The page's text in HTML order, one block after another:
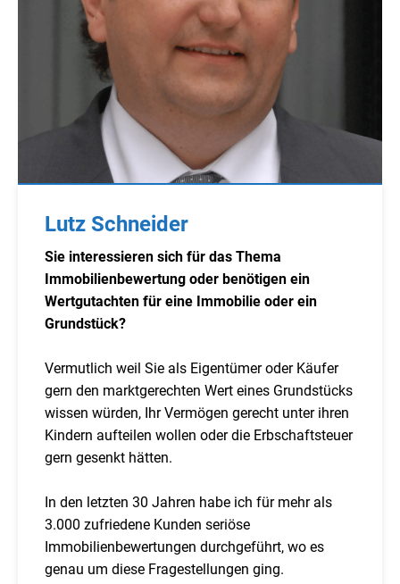
Lutz Schneider
Sie interessieren sich für das Thema
Immobilienbewertung oder benötigen ein
Wertgutachten für eine Immobilie oder ein
Grundstück?
Vermutlich weil Sie als Eigentümer oder Käufer
gern den marktgerechten Wert eines Grundstücks
wissen würden, Ihr Vermögen gerecht unter ihren
Kindern aufteilen wollen oder die Erbschaftsteuer
gern gesenkt hätten.
In den letzten 30 Jahren habe ich für mehr als
3.000 zufriedene Kunden seriöse
Immobilienbewertungen durchgeführt, wo es
genau um diese Fragestellungen ging.